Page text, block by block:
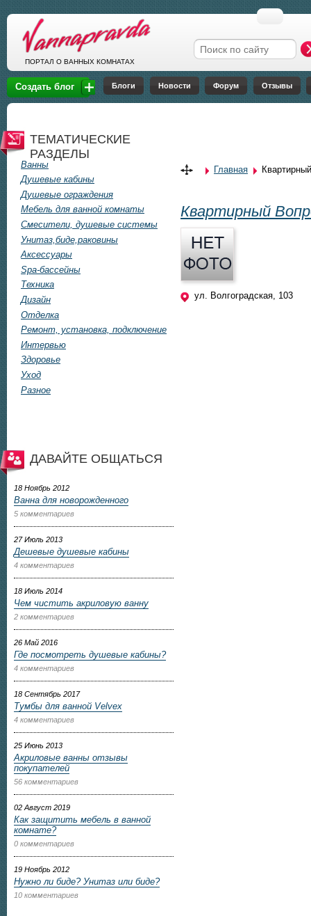
ПОРТАЛ О ВАННЫХ КОМНАТАХ Форма поиска
Создать блог Блоги Новости Форум Отзывы
ТЕМАТИЧЕСКИЕ
РАЗДЕЛЫ
Ванны
Душевые кабины
Душевые ограждения
Мебель для ванной комнаты
Смесители, душевые системы
Унитаз,биде,раковины
Аксессуары
Spa-бассейны
Техника
Дизайн
Отделка
Ремонт, установка, подключение
Интервью
Здоровье
Уход
Разное
ДАВАЙТЕ ОБЩАТЬСЯ
18 Ноябрь 2012
Ванна для новорожденного
5 комментариев
27 Июль 2013
Дешевые душевые кабины
4 комментариев
18 Июль 2014
Чем чистить акриловую ванну
2 комментариев
26 Май 2016
Где посмотреть душевые кабины?
4 комментариев
18 Сентябрь 2017
Тумбы для ванной Velvex
4 комментариев
25 Июнь 2013
Акриловые ванны отзывы
покупателей
56 комментариев
02 Август 2019
Как защитить мебель в ванной
комнате?
0 комментариев
19 Ноябрь 2012
Нужно ли биде? Унитаз или биде?
10 комментариев
Вы здесь
Главная
Квартирный
ул. Волгоградская, 103